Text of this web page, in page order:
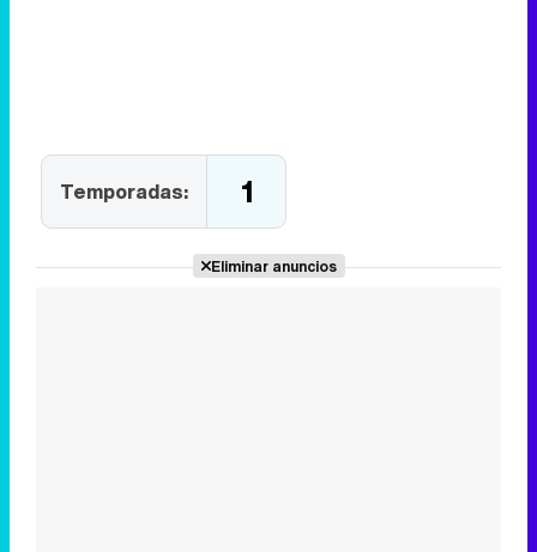
Temporadas: 1
Eliminar anuncios